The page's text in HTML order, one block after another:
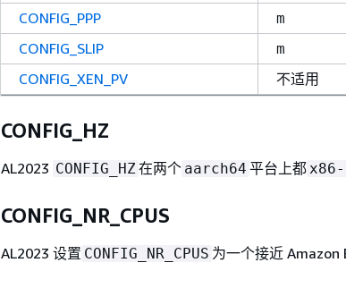
CONFIG_PPP m
CONFIG_SLIP m
CONFIG_XEN_PV 不适用
CONFIG_HZ
AL2023 CONFIG_HZ 在两个 aarch64 平台上都
CONFIG_NR_CPUS
AL2023 设置 CONFIG_NR_CPUS 为一个接近 Amazon